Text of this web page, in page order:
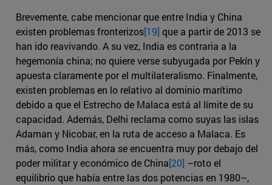
Brevemente, cabe mencionar que entre India y China
existen problemas fronterizos[19] que a partir de 2013 se
han ido reavivando. A su vez, India es contraria a la
hegemonía china; no quiere verse subyugada por Pekín y
apuesta claramente por el multilateralismo. Finalmente,
existen problemas en lo relativo al dominio marítimo
debido a que el Estrecho de Malaca está al límite de su
capacidad. Además, Delhi reclama como suyas las islas
Adaman y Nicobar, en la ruta de acceso a Malaca. Es
más, como India ahora se encuentra muy por debajo del
poder militar y económico de China[20] –roto el
equilibrio que había entre las dos potencias en 1980–,